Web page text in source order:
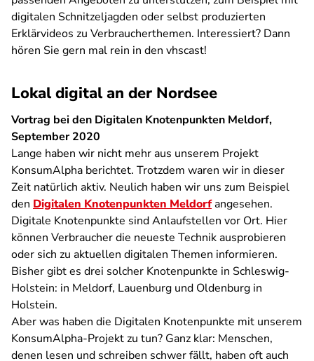
digitalen Schnitzeljagden oder selbst produzierten
Erklärvideos zu Verbraucherthemen. Interessiert? Dann
hören Sie gern mal rein in den vhscast!
Lokal digital an der Nordsee
Vortrag bei den Digitalen Knotenpunkten Meldorf,
September 2020
Lange haben wir nicht mehr aus unserem Projekt
KonsumAlpha berichtet. Trotzdem waren wir in dieser
Zeit natürlich aktiv. Neulich haben wir uns zum Beispiel
den Digitalen Knotenpunkten Meldorfangesehen.
Digitale Knotenpunkte sind Anlaufstellen vor Ort. Hier
können Verbraucher die neueste Technik ausprobieren
oder sich zu aktuellen digitalen Themen informieren.
Bisher gibt es drei solcher Knotenpunkte in Schleswig-
Holstein: in Meldorf, Lauenburg und Oldenburg in
Holstein.
Aber was haben die Digitalen Knotenpunkte mit unserem
KonsumAlpha-Projekt zu tun? Ganz klar: Menschen,
denen lesen und schreiben schwer fällt, haben oft auch